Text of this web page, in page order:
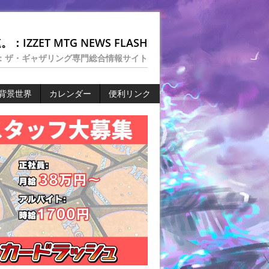
：IZZET MTG NEWS FLASH
ザ・ギャザリング専門総合情報サイト
景世界 カレンダー 便利リンク